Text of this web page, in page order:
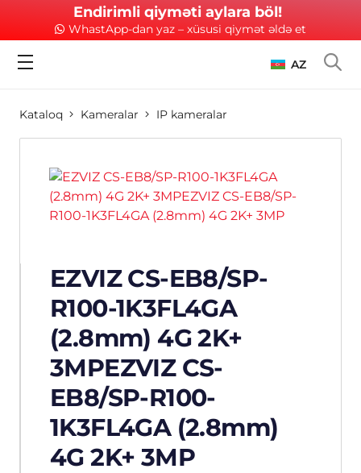
Endirimli qiyməti aylara böl!
WhastApp-dan yaz – xüsusi qiymət əldə et
AZ
Kataloq Kameralar IP kameralar
EZVIZ CS-EB8/SP-
R100-1K3FL4GA
(2.8mm) 4G 2K+
3MPEZVIZ CS-
EB8/SP-R100-
1K3FL4GA (2.8mm)
4G 2K+ 3MP